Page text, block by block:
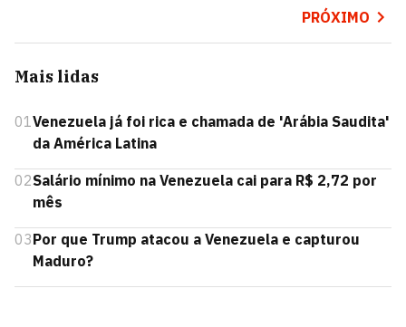
PRÓXIMO
Mais lidas
01Venezuela já foi rica e chamada de 'Arábia Saudita'
da América Latina
02Salário mínimo na Venezuela cai para R$ 2,72 por
mês
03Por que Trump atacou a Venezuela e capturou
Maduro?